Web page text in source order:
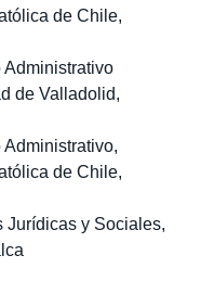
de Chile,
Administrativo
de Valladolid,
de Chile,
Jurídicas y Sociales,